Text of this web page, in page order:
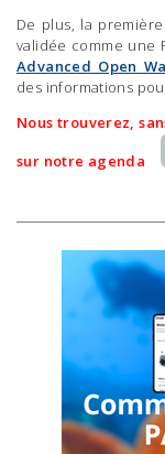
De plus, la
validée comme une
Advanced Open
des informations
Nous trouverez,
sur notre agenda